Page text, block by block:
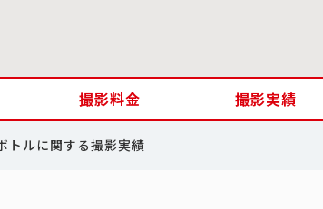
撮影料金 撮影実績
トルに関する撮影実績